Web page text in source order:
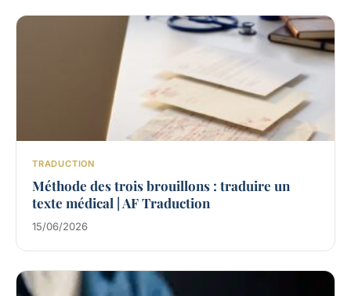
TRADUCTION
Méthode des trois brouillons : traduire un
texte médical | AF Traduction
15/06/2026